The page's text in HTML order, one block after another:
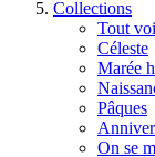
Collections
Tout
Céleste
Marée
Pâques
On se